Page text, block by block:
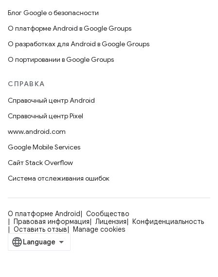
Блог Google о безопасности
О платформе Android в Google Groups
О разработках для Android в Google Groups
О портировании в Google Groups
СПРАВКА
Справочный центр Android
Справочный центр Pixel
www.android.com
Google Mobile Services
Сайт Stack Overflow
Система отслеживания ошибок
О платформе Android
Сообщество
Правовая информация
Лицензия
Конфиденциальность
Оставить отзыв
Manage cookies